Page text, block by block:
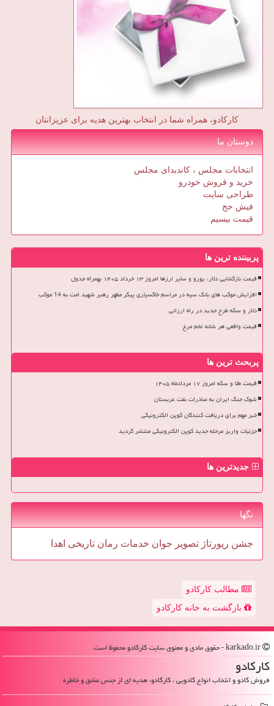
کارکادو، همراه شما در انتخاب بهترین هدیه برای عزیزانتان
دوستان ما
انتخابات مجلس ، کاندیدای مجلس
خرید و فروش خودرو
طراحی سایت
فیش حج
قیمت بیسیم
پربیننده ترین ها
قیمت بازگشایی دلار، یورو و سایر ارزها امروز ۱۳ خرداد ۱۴۰۵ بهمراه جدول
افزایش موکب های بانک سپه در مراسم خاکسپاری پیکر مطهر رهبر شهید امت به 14 موکب
دلار و سکه طرح جدید در راه ارزانی
قیمت واقعی هر شانه تخم مرغ
پربحث ترین ها
قیمت طلا و سکه امروز ۱۷ مردادماه ۱۴۰۵
شوک جنگ ایران به صادرات نفت عربستان
خبر مهم برای دریافت کنندگان کوپن الکترونیکی
جزئیات واریز مرحله جدید کوپن الکترونیکی منتشر گردید
جدیدترین ها
تگها
جشن رپورتاژ تصویر جوان خدمات رمان تاریخی اهدا
مطالب کارکادو
بازگشت به خانه کارکادو
كاركادو
فروش کادو و انتخاب انواع کادویی ، کارکادو، هدیه ای از جنس عشق و خاطره